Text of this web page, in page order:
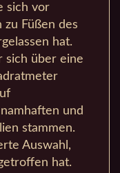
sich vor
zu Füßen des
hat.
sich über eine
und
stammen.
Auswahl,
hat.